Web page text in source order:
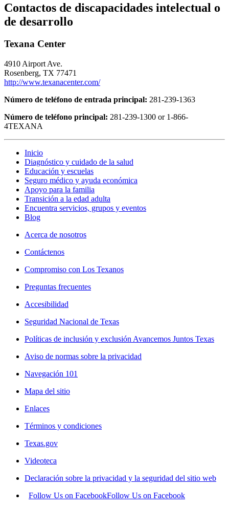
Contactos de discapacidades intelectual o
de desarrollo
Texana Center
4910 Airport Ave.
Rosenberg, TX 77471
http://www.texanacenter.com/
Número de teléfono de entrada principal: 281-239-1363
Número de teléfono principal: 281-239-1300 or 1-866-
4TEXANA
Inicio
Diagnóstico y cuidado de la salud
Educación y escuelas
Seguro médico y ayuda económica
Apoyo para la familia
Transición a la edad adulta
Encuentra servicios, grupos y eventos
Blog
Acerca de nosotros
Contáctenos
Compromiso con Los Texanos
Preguntas frecuentes
Accesibilidad
Seguridad Nacional de Texas
Políticas de inclusión y exclusión Avancemos Juntos Texas
Aviso de normas sobre la privacidad
Navegación 101
Mapa del sitio
Enlaces
Términos y condiciones
Texas.gov
Videoteca
Declaración sobre la privacidad y la seguridad del sitio web
Follow Us on FacebookFollow Us on Facebook